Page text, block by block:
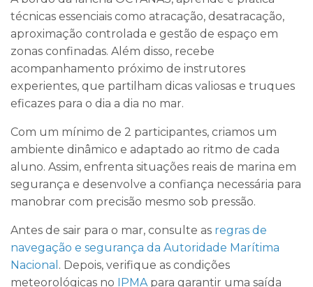
técnicas essenciais como atracação, desatracação,
aproximação controlada e gestão de espaço em
zonas confinadas. Além disso, recebe
acompanhamento próximo de instrutores
experientes, que partilham dicas valiosas e truques
eficazes para o dia a dia no mar.
Com um mínimo de 2 participantes, criamos um
ambiente dinâmico e adaptado ao ritmo de cada
aluno. Assim, enfrenta situações reais de marina em
segurança e desenvolve a confiança necessária para
manobrar com precisão mesmo sob pressão.
Antes de sair para o mar, consulte as regras de
navegação e segurança da Autoridade Marítima
Nacional . Depois, verifique as condições
meteorológicas no IPMApara garantir uma saída